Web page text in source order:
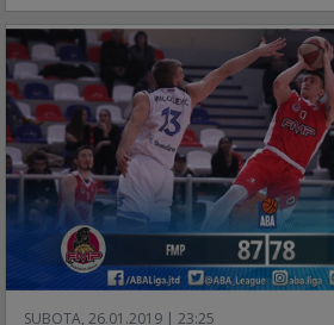
SUBOTA, 26.01.2019 | 23:25